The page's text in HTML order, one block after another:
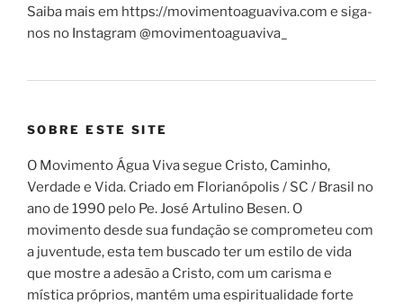
Saiba mais em https://movimentoaguaviva.com e siga-
nos no Instagram @movimentoaguaviva_
SOBRE ESTE SITE
O Movimento Água Viva segue Cristo, Caminho,
Verdade e Vida. Criado em Florianópolis / SC / Brasil no
ano de 1990 pelo Pe. José Artulino Besen. O
movimento desde sua fundação se comprometeu com
a juventude, esta tem buscado ter um estilo de vida
que mostre a adesão a Cristo, com um carisma e
mística próprios, mantém uma espiritualidade forte